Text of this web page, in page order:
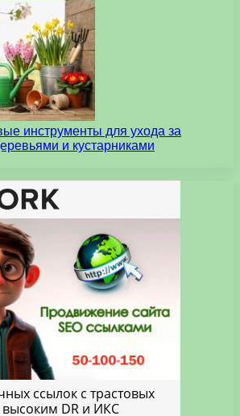
инструменты для ухода за
и кустарниками